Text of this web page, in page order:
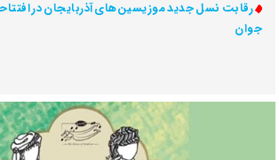
رقابت نسل جدید موزیسین‌های آذربایجان در
جوان